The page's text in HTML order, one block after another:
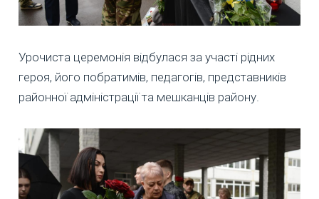
Урочиста церемонія відбулася за участі рідних
героя, його побратимів, педагогів, представників
районної адміністрації та мешканців району.